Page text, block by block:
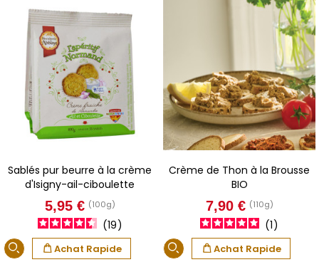
Sablés pur beurre à la crème
d'Isigny-ail-ciboulette
Prix
5,95 € (100g)
Achat Rapide
19
Crème de Thon à la Brousse
BIO
Prix
7,90 € (110g)
Achat Rapide
1